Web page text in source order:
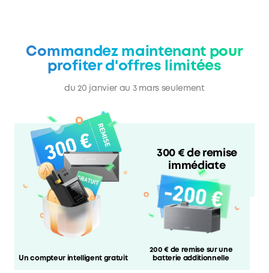
Commandez maintenant pour
profiter d'offres limitées
du 20 janvier au 3 mars seulement
300 € de remise
immédiate
Un compteur intelligent gratuit
200 € de remise sur une
batterie additionnelle